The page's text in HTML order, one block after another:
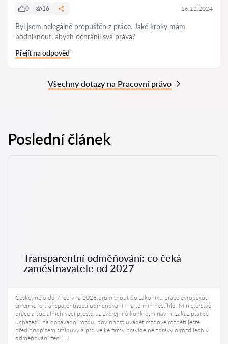
0
16 16.12.2024
Byl jsem nelegálně propuštěn z práce. Jaké kroky mám
podniknout, abych ochránil svá práva?
Přejít na odpověď
Všechny dotazy na Pracovní právo
Poslední článek
Transparentní odměňování: co čeká
zaměstnavatele od 2027
Česko mělo do 7. června 2026 promítnout do zákoníku práce evropskou
směrnici o transparentnosti odměňování — a termín nestihlo. Ministerstvo
práce a sociálních věcí přesto už zveřejnilo konkrétní návrh: zákaz ptát se
uchazečů na dosavadní mzdu, povinnost uvádět mzdové rozpětí ještě
před podpisem smlouvy a pro velké firmy pravidelné zprávy o rozdílech v
odměňování žen […]